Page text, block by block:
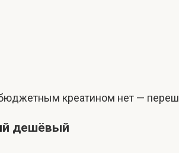
креатином нет —
дешёвый